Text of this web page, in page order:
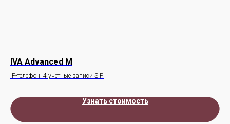
IVA Advanced M
IP-телефон. 4 учетные записи SIP.
Узнать стоимость